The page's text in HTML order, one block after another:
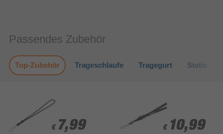
Passendes Zubehör
Top-Zubehör Trageschlaufe Tragegurt Stativ
€ 7,99
€ 7,99 € 10,99
€ 10,99